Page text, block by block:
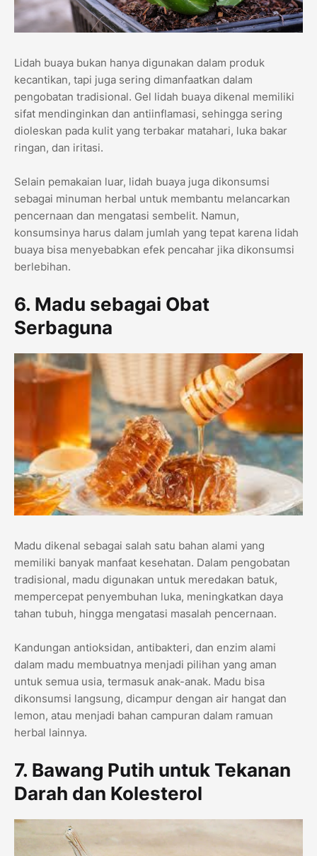
Lidah buaya bukan hanya digunakan dalam produk
kecantikan, tapi juga sering dimanfaatkan dalam
pengobatan tradisional. Gel lidah buaya dikenal memiliki
sifat mendinginkan dan antiinflamasi, sehingga sering
dioleskan pada kulit yang terbakar matahari, luka bakar
ringan, dan iritasi.
Selain pemakaian luar, lidah buaya juga dikonsumsi
sebagai minuman herbal untuk membantu melancarkan
pencernaan dan mengatasi sembelit. Namun,
konsumsinya harus dalam jumlah yang tepat karena lidah
buaya bisa menyebabkan efek pencahar jika dikonsumsi
berlebihan.
6. Madu sebagai Obat
Serbaguna
Madu dikenal sebagai salah satu bahan alami yang
memiliki banyak manfaat kesehatan. Dalam pengobatan
tradisional, madu digunakan untuk meredakan batuk,
mempercepat penyembuhan luka, meningkatkan daya
tahan tubuh, hingga mengatasi masalah pencernaan.
Kandungan antioksidan, antibakteri, dan enzim alami
dalam madu membuatnya menjadi pilihan yang aman
untuk semua usia, termasuk anak-anak. Madu bisa
dikonsumsi langsung, dicampur dengan air hangat dan
lemon, atau menjadi bahan campuran dalam ramuan
herbal lainnya.
7. Bawang Putih untuk Tekanan
Darah dan Kolesterol